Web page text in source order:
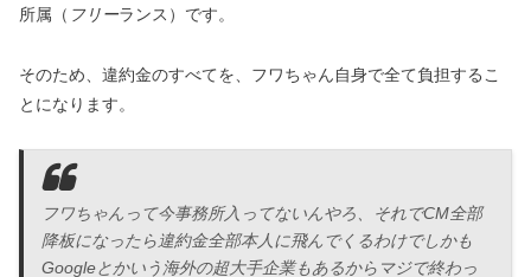
所属（ フリーランス）です。
そのため、違約金のすべてを、フワちゃん自身で全て負担するこ
とになります。
フワちゃんって今事務所入ってないんやろ、それでCM全部
降板になったら違約金全部本人に飛んでくるわけでしかも
Googleとかいう海外の超大手企業もあるからマジで終わっ